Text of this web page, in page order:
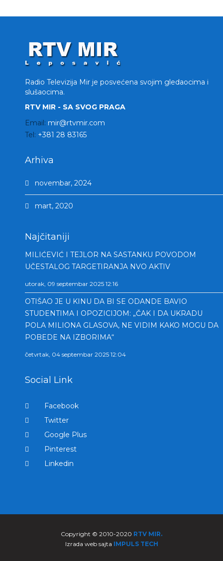
Radio Televizija Mir je posvećena svojim gledaocima i
slušaocima.
RTV MIR - SA SVOG PRAGA
Email: mir@rtvmir.com
Tel: +381 28 83165
Arhiva
novembar, 2024
mart, 2020
Najčitaniji
MILIĆEVIĆ I TEJLOR NA SASTANKU POVODOM
UČESTALOG TARGETIRANJA NVO AKTIV
utorak, 09 septembar 2025 12:16
OTIŠAO JE U KINU DA BI SE ODANDE BAVIO
STUDENTIMA I OPOZICIJOM: „ČAK I DA UKRADU
POLA MILIONA GLASOVA, NE VIDIM KAKO MOGU DA
POBEDE NA IZBORIMA“
četvrtak, 04 septembar 2025 12:04
Social Link
Facebook
Twitter
Google Plus
Pinterest
Linkedin
Copyright © 2010-2020 RTV MIR.
Izrada web sajta IMPULS TECH